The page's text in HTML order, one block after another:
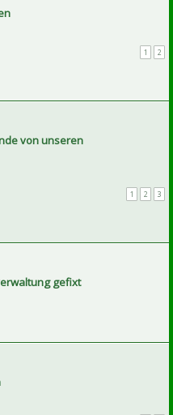
1 2
von unseren
1 2 3
gefixt